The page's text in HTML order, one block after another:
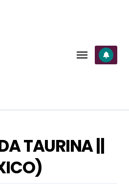
TAURINA ||